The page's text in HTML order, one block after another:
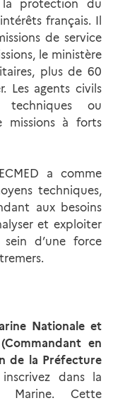
la protection du
français. Il
de service
le ministère
plus de 60
Les agents civils
techniques ou
missions à forts
a comme
techniques,
aux besoins
et exploiter
d’une force
Nationale et
en
de la Préfecture
dans la
Marine. Cette